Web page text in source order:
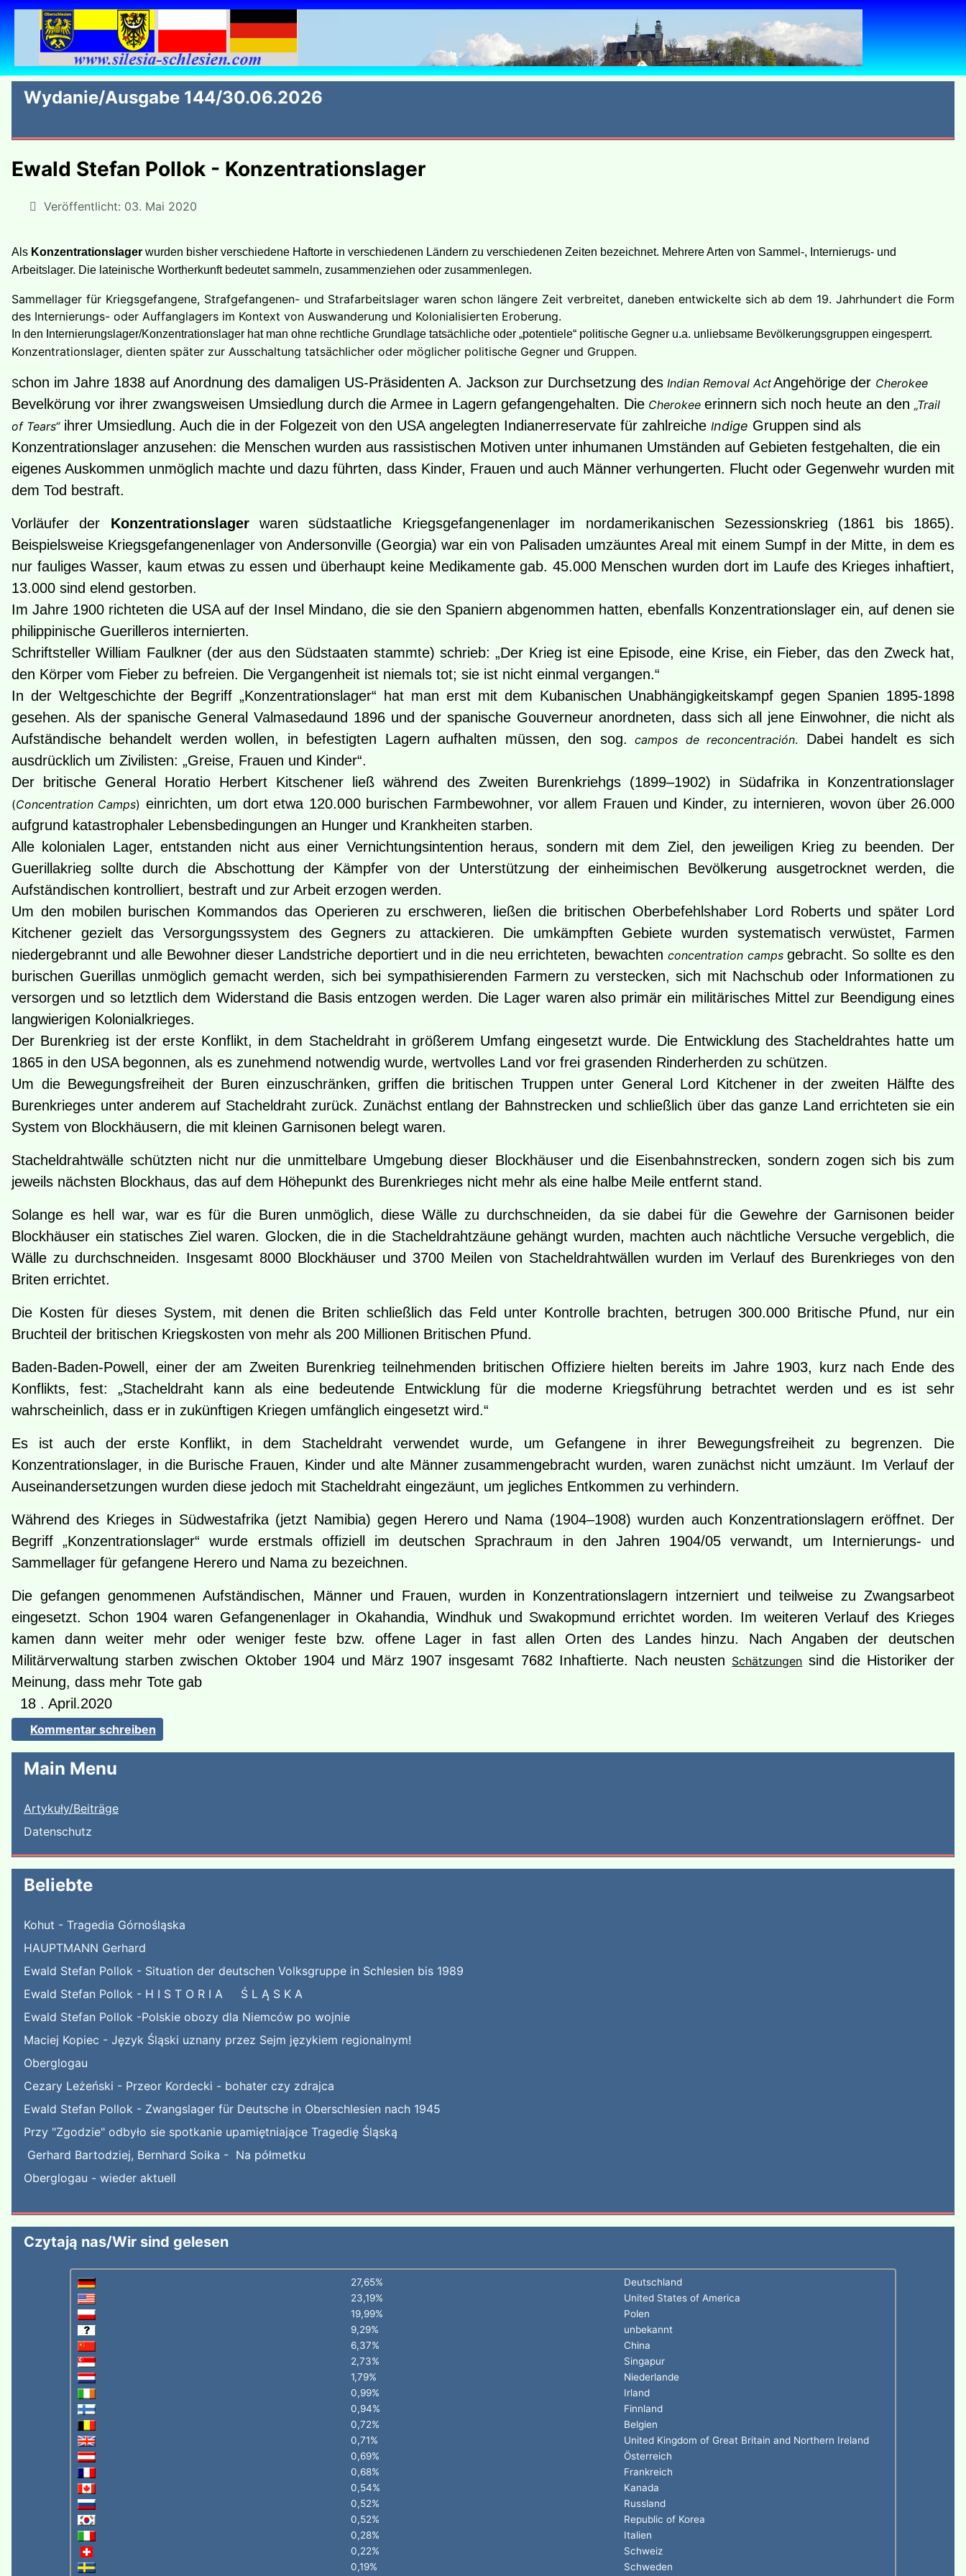
Wydanie/Ausgabe 144/30.06.2026
Main Menu
Artykuły/Beiträge
Datenschutz
Beliebte
Kohut - Tragedia Górnośląska
HAUPTMANN Gerhard
Ewald Stefan Pollok - Situation der deutschen Volksgruppe in Schlesien bis 1989
Ewald Stefan Pollok - H I S T O R I A Ś L Ą S K A
Ewald Stefan Pollok -Polskie obozy dla Niemców po wojnie
Maciej Kopiec - Język Śląski uznany przez Sejm językiem regionalnym!
Oberglogau
Cezary Leżeński - Przeor Kordecki - bohater czy zdrajca
Ewald Stefan Pollok - Zwangslager für Deutsche in Oberschlesien nach 1945
Przy "Zgodzie" odbyło sie spotkanie upamiętniające Tragedię Śląską
Gerhard Bartodziej, Bernhard Soika - Na półmetku
Oberglogau - wieder aktuell
Czytają nas/Wir sind gelesen
27,65%
Deutschland
23,19%
United States of America
19,99%
Polen
9,29%
unbekannt
6,37%
China
2,73%
Singapur
1,79%
Niederlande
0,99%
Irland
0,94%
Finnland
0,72%
Belgien
0,71%
United Kingdom of Great Britain and Northern Ireland
0,69%
Österreich
0,68%
Frankreich
0,54%
Kanada
0,52%
Russland
0,52%
Republic of Korea
0,28%
Italien
0,22%
Schweiz
0,19%
Schweden
Ewald Stefan Pollok - Konzentrationslager
Veröffentlicht: 03. Mai 2020
Als Konzentrationslager wurden bisher verschiedene Haftorte in verschiedenen Ländern zu verschiedenen Zeiten bezeichnet. Mehrere Arten von Sammel-, Internierugs- und
Arbeitslager. Die lateinische Wortherkunft bedeutet sammeln, zusammenziehen oder zusammenlegen.
Sammellager für Kriegsgefangene, Strafgefangenen- und Strafarbeitslager waren schon längere Zeit verbreitet, daneben entwickelte sich ab dem 19. Jahrhundert die Form
des Internierungs- oder Auffanglagers im Kontext von Auswanderung und Kolonialisierten Eroberung.
In den Internierungslager/Konzentrationslager hat man ohne rechtliche Grundlage tatsächliche oder „potentiele“ politische Gegner u.a. unliebsame Bevölkerungsgruppen eingesperrt.
Konzentrationslager, dienten später zur Ausschaltung tatsächlicher oder möglicher politische Gegner und Gruppen.
Schon im Jahre 1838 auf Anordnung des damaligen US-Präsidenten A. Jackson zur Durchsetzung des Indian Removal ActAngehörige der Cherokee
Bevelkörung vor ihrer zwangsweisen Umsiedlung durch die Armee in Lagern gefangengehalten. Die Cherokee erinnern sich noch heute an den „Trail
of Tears“ihrer Umsiedlung. Auch die in der Folgezeit von den USA angelegten Indianerreservate für zahlreiche Indige Gruppen sind als
Konzentrationslager anzusehen: die Menschen wurden aus rassistischen Motiven unter inhumanen Umständen auf Gebieten festgehalten, die ein
eigenes Auskommen unmöglich machte und dazu führten, dass Kinder, Frauen und auch Männer verhungerten. Flucht oder Gegenwehr wurden mit
dem Tod bestraft.
Vorläufer der Konzentrationslagerwaren südstaatliche Kriegsgefangenenlager im nordamerikanischen Sezessionskrieg (1861 bis 1865).
Beispielsweise Kriegsgefangenenlager von Andersonville (Georgia) war ein von Palisaden umzäuntes Areal mit einem Sumpf in der Mitte, in dem es
nur fauliges Wasser, kaum etwas zu essen und überhaupt keine Medikamente gab. 45.000 Menschen wurden dort im Laufe des Krieges inhaftiert,
13.000 sind elend gestorben.
Im Jahre 1900 richteten die USA auf der Insel Mindano, die sie den Spaniern abgenommen hatten, ebenfalls Konzentrationslager ein, auf denen sie
philippinische Guerilleros internierten.
Schriftsteller William Faulkner (der aus den Südstaaten stammte) schrieb: „Der Krieg ist eine Episode, eine Krise, ein Fieber, das den Zweck hat,
den Körper vom Fieber zu befreien. Die Vergangenheit ist niemals tot; sie ist nicht einmal vergangen.“
In der Weltgeschichte der Begriff „Konzentrationslager“ hat man erst mit dem Kubanischen Unabhängigkeitskampf gegen Spanien 1895-1898
gesehen. Als der spanische General Valmasedaund 1896 und der spanische Gouverneur anordneten, dass sich all jene Einwohner, die nicht als
Aufständische behandelt werden wollen, in befestigten Lagern aufhalten müssen, den sog.
campos de reconcentración.
Dabei handelt es sich
ausdrücklich um Zivilisten: „Greise, Frauen und Kinder“.
Der britische General Horatio Herbert Kitschener ließ während des Zweiten Burenkriehgs (1899–1902) in Südafrika in Konzentrationslager
(Concentration Camps) einrichten, um dort etwa 120.000 burischen Farmbewohner, vor allem Frauen und Kinder, zu internieren, wovon über 26.000
aufgrund katastrophaler Lebensbedingungen an Hunger und Krankheiten starben.
Alle kolonialen Lager, entstanden nicht aus einer Vernichtungsintention heraus, sondern mit dem Ziel, den jeweiligen Krieg zu beenden. Der
Guerillakrieg sollte durch die Abschottung der Kämpfer von der Unterstützung der einheimischen Bevölkerung ausgetrocknet werden, die
Aufständischen kontrolliert, bestraft und zur Arbeit erzogen werden.
Um den mobilen burischen Kommandos das Operieren zu erschweren, ließen die britischen Oberbefehlshaber Lord Roberts und später Lord
Kitchener gezielt das Versorgungssystem des Gegners zu attackieren. Die umkämpften Gebiete wurden systematisch verwüstet, Farmen
niedergebrannt und alle Bewohner dieser Landstriche deportiert und in die neu errichteten, bewachtenconcentration camps gebracht. So sollte es den
burischen Guerillas unmöglich gemacht werden, sich bei sympathisierenden Farmern zu verstecken, sich mit Nachschub oder Informationen zu
versorgen und so letztlich dem Widerstand die Basis entzogen werden. Die Lager waren also primär ein militärisches Mittel zur Beendigung eines
langwierigen Kolonialkrieges.
Der Burenkrieg ist der erste Konflikt, in dem Stacheldraht in größerem Umfang eingesetzt wurde. Die Entwicklung des Stacheldrahtes hatte um
1865 in den USA begonnen, als es zunehmend notwendig wurde, wertvolles Land vor frei grasenden Rinderherden zu schützen.
Um die Bewegungsfreiheit der Buren einzuschränken, griffen die britischen Truppen unter General Lord Kitchener in der zweiten Hälfte des
Burenkrieges unter anderem auf Stacheldraht zurück. Zunächst entlang der Bahnstrecken und schließlich über das ganze Land errichteten sie ein
System von Blockhäusern, die mit kleinen Garnisonen belegt waren.
Stacheldrahtwälle schützten nicht nur die unmittelbare Umgebung dieser Blockhäuser und die Eisenbahnstrecken, sondern zogen sich bis zum
jeweils nächsten Blockhaus, das auf dem Höhepunkt des Burenkrieges nicht mehr als eine halbe Meile entfernt stand.
Solange es hell war, war es für die Buren unmöglich, diese Wälle zu durchschneiden, da sie dabei für die Gewehre der Garnisonen beider
Blockhäuser ein statisches Ziel waren. Glocken, die in die Stacheldrahtzäune gehängt wurden, machten auch nächtliche Versuche vergeblich, die
Wälle zu durchschneiden. Insgesamt 8000 Blockhäuser und 3700 Meilen von Stacheldrahtwällen wurden im Verlauf des Burenkrieges von den
Briten errichtet.
Die Kosten für dieses System, mit denen die Briten schließlich das Feld unter Kontrolle brachten, betrugen 300.000 Britische Pfund, nur ein
Bruchteil der britischen Kriegskosten von mehr als 200 Millionen Britischen Pfund.
Baden-Baden-Powell, einer der am Zweiten Burenkrieg teilnehmenden britischen Offiziere hielten bereits im Jahre 1903, kurz nach Ende des
Konflikts, fest: „Stacheldraht kann als eine bedeutende Entwicklung für die moderne Kriegsführung betrachtet werden und es ist sehr
wahrscheinlich, dass er in zukünftigen Kriegen umfänglich eingesetzt wird.“
Es ist auch der erste Konflikt, in dem Stacheldraht verwendet wurde, um Gefangene in ihrer Bewegungsfreiheit zu begrenzen. Die
Konzentrationslager, in die Burische Frauen, Kinder und alte Männer zusammengebracht wurden, waren zunächst nicht umzäunt. Im Verlauf der
Auseinandersetzungen wurden diese jedoch mit Stacheldraht eingezäunt, um jegliches Entkommen zu verhindern.
Während des Krieges in Südwestafrika (jetzt Namibia) gegen Herero und Nama (1904–1908) wurden auch Konzentrationslagern eröffnet. Der
Begriff „Konzentrationslager“ wurde erstmals offiziell im deutschen Sprachraum in den Jahren 1904/05 verwandt, um Internierungs- und
Sammellager für gefangene Herero und Nama zu bezeichnen.
Die gefangen genommenen Aufständischen, Männer und Frauen, wurden in Konzentrationslagern intzerniert und teilweise zu Zwangsarbeot
eingesetzt. Schon 1904 waren Gefangenenlager in Okahandia, Windhuk und Swakopmund errichtet worden. Im weiteren Verlauf des Krieges
kamen dann weiter mehr oder weniger feste bzw. offene Lager in fast allen Orten des Landes hinzu. Nach Angaben der deutschen
Militärverwaltung starben zwischen Oktober 1904 und März 1907 insgesamt 7682 Inhaftierte. Nach neusten Schätzungen sind die Historiker der
Meinung, dass mehr Tote gab
18 . April.2020
Kommentar schreiben